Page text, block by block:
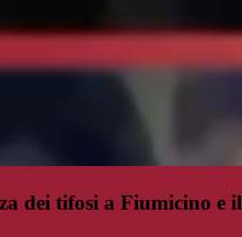
dei tifosi a Fiumicino e il